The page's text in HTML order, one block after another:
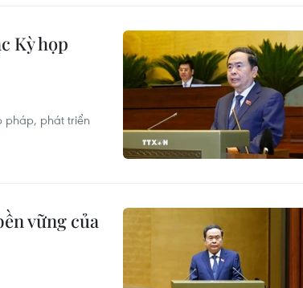
Kỳ họp
pháp, phát triển
vững của